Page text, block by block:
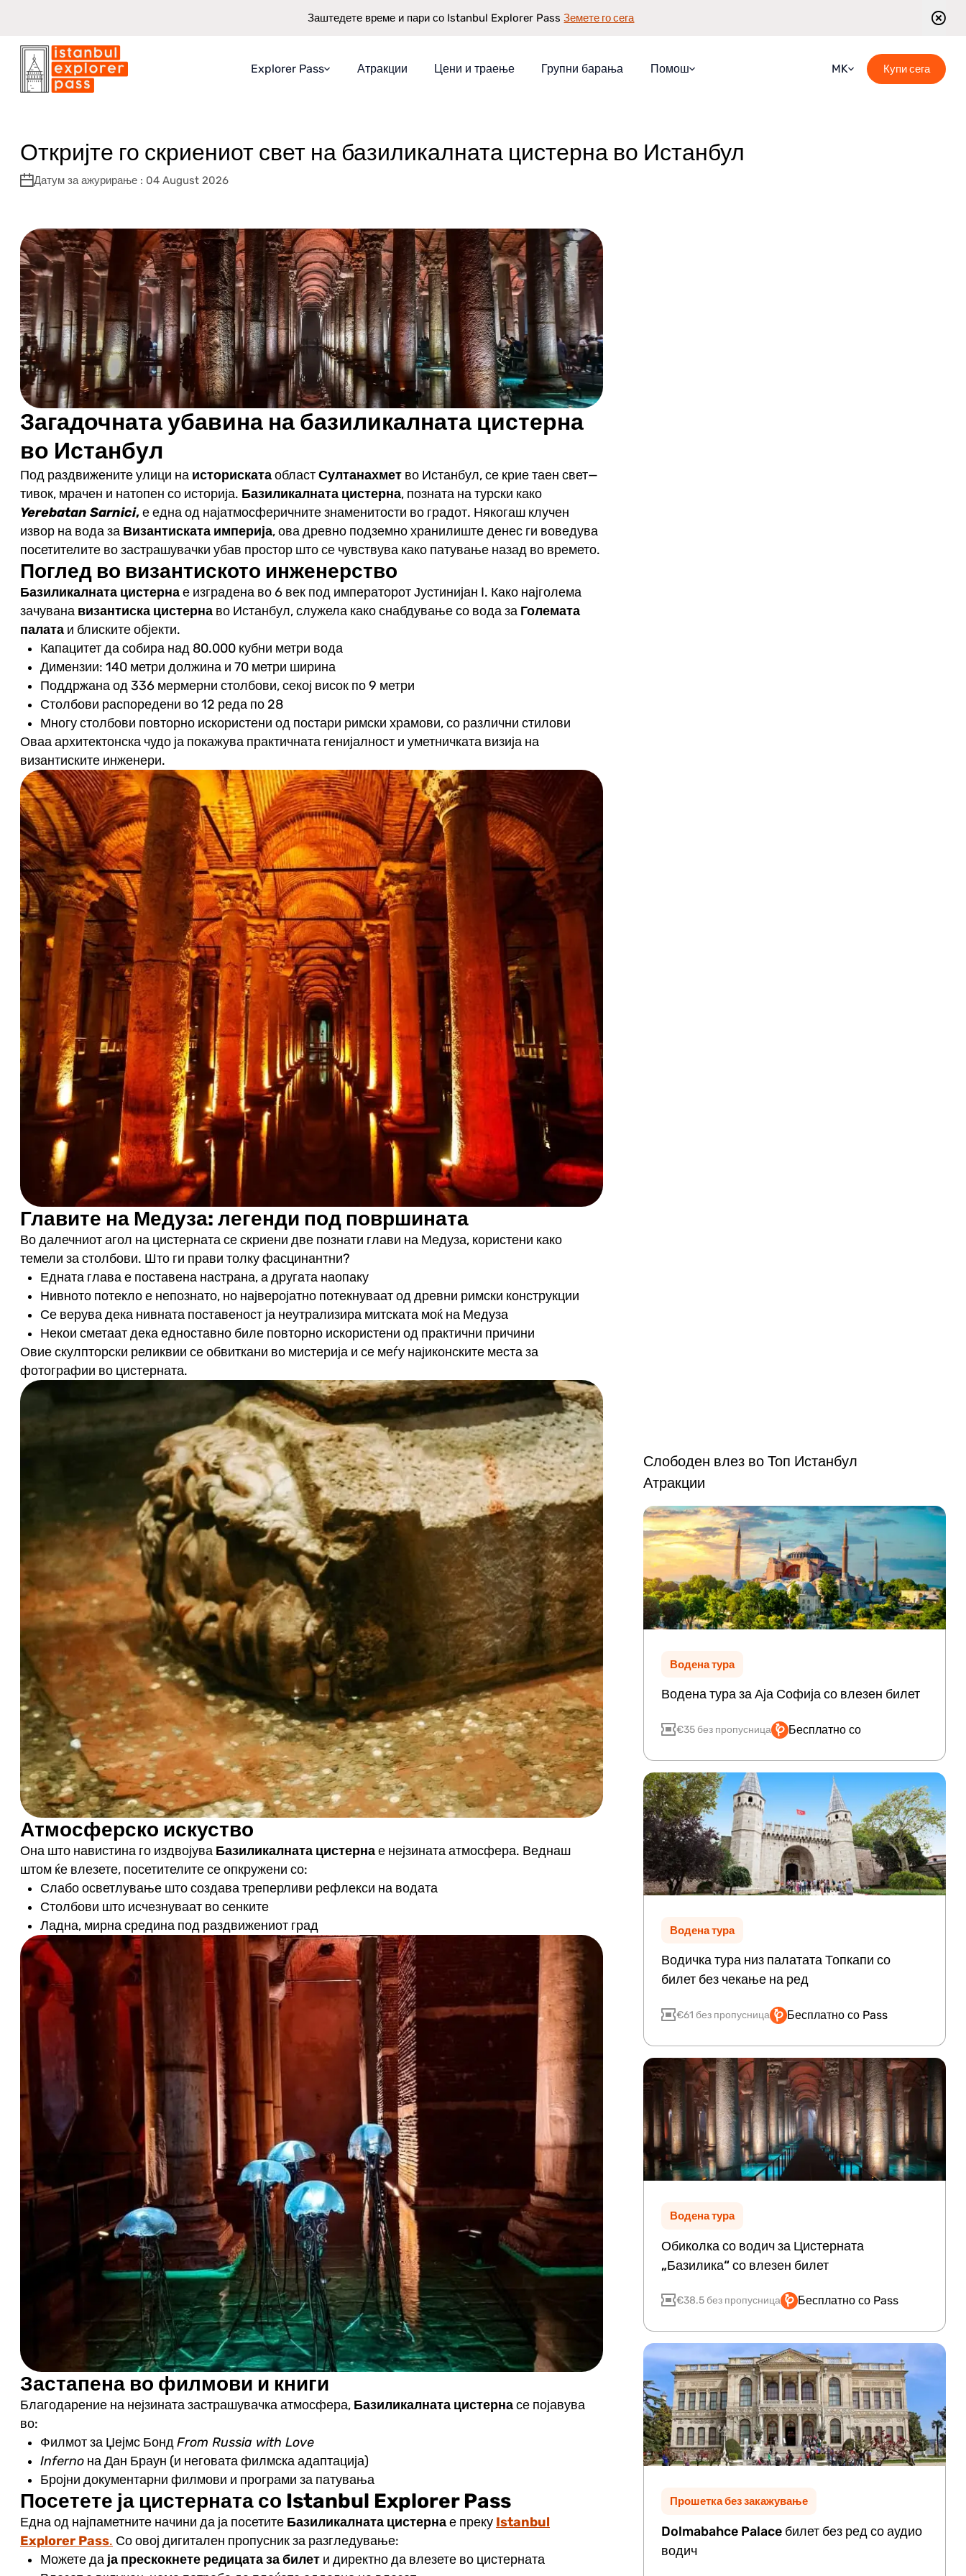
Заштедете време и пари со Istanbul Explorer PassЗемете го сега
Explorer Pass Атракции Цени и траење Групни барања Помош MK Купи сега
Istanbul Explorer Pass
Откријте го скриениот свет на базиликалната цистерна во Истанбул
Датум за ажурирање : 04 August 2026
Загадочната убавина на базиликалната цистерна
во Истанбул
Под раздвижените улици на историската област Султанахмет во Истанбул, се крие таен свет—
тивок, мрачен и натопен со историја. Базиликалната цистерна, позната на турски како
Yerebatan Sarnici,е една од најатмосферичните знаменитости во градот. Някогаш клучен
извор на вода за Византиската империја, ова древно подземно хранилиште денес ги воведува
посетителите во застрашувачки убав простор што се чувствува како патување назад во времето.
Поглед во византиското инженерство
Базиликалната цистернае изградена во 6 век под императорот Јустинијан I. Како најголема
зачувана византиска цистернаво Истанбул, служела како снабдување со вода за Големата
палатаи блиските објекти.
Капацитет да собира над 80.000 кубни метри вода
Димензии: 140 метри должина и 70 метри ширина
Поддржана од 336 мермерни столбови, секој висок по 9 метри
Столбови распоредени во 12 реда по 28
Многу столбови повторно искористени од постари римски храмови, со различни стилови
Оваа архитектонска чудо ја покажува практичната генијалност и уметничката визија на
византиските инженери.
Главите на Медуза: легенди под површината
Во далечниот агол на цистерната се скриени две познати глави на Медуза, користени како
темели за столбови. Што ги прави толку фасцинантни?
Едната глава е поставена настрана, а другата наопаку
Нивното потекло е непознато, но најверојатно потекнуваат од древни римски конструкции
Се верува дека нивната поставеност ја неутрализира митската моќ на Медуза
Некои сметаат дека едноставно биле повторно искористени од практични причини
Овие скулпторски реликвии се обвиткани во мистерија и се меѓу најиконските места за
фотографии во цистерната.
Атмосферско искуство
Она што навистина го издвојува Базиликалната цистернае нејзината атмосфера. Веднаш
штом ќе влезете, посетителите се опкружени со:
Слабо осветлување што создава треперливи рефлекси на водата
Столбови што исчезнуваат во сенките
Ладна, мирна средина под раздвижениот град
Застапена во филмови и книги
Благодарение на нејзината застрашувачка атмосфера, Базиликалната цистернасе појавува
во:
Филмот за Џејмс Бонд From Russia with Love
Infernoна Дан Браун (и неговата филмска адаптација)
Бројни документарни филмови и програми за патувања
Посетете ја цистерната со Istanbul Explorer Pass
Една од најпаметните начини да ја посетите Базиликалната цистернае преку Istanbul
Explorer Pass. Со овој дигитален пропусник за разгледување:
Можете да ја прескокнете редицата за билети директно да влезете во цистерната
Слободен влез во Топ Истанбул
Атракции
Водена тура
Водена тура за Аја Софија со влезен билет
€35 без пропусница Бесплатно со
Водена тура
Водичка тура низ палатата Топкапи со
билет без чекање на ред
€61 без пропусница Бесплатно со Pass
Водена тура
Обиколка со водич за Цистерната
„Базилика“ со влезен билет
€38.5 без пропусница Бесплатно со Pass
Прошетка без закажување
Dolmabahce Palace билет без ред со аудио
водич